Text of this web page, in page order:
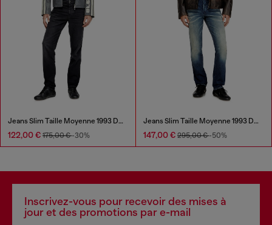
Jeans Slim Taille Moyenne 1993 D-Vyl
122,00 € 175,00 €-30%
Jeans Slim Taille Moyenne 1993 D-Vyl
147,00 € 295,00 €-50%
Inscrivez-vous pour recevoir des mises à
jour et des promotions par e-mail